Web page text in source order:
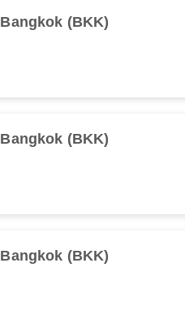
Bangkok (BKK)
Bangkok (BKK)
Bangkok (BKK)